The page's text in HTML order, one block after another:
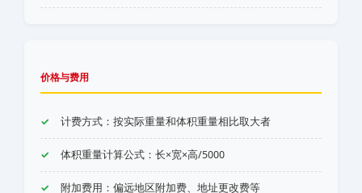
价格与费用
计费方式：按实际重量和体积重量相比取大者
体积重量计算公式：长×宽×高/5000
附加费用：偏远地区附加费、地址更改费等